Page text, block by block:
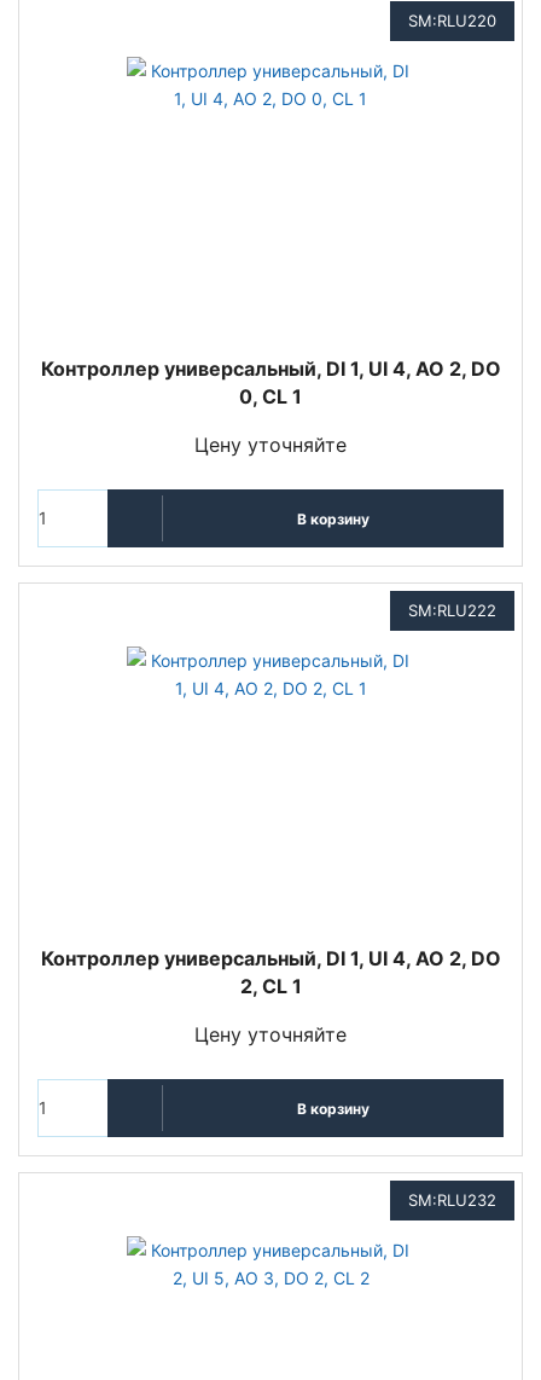
SM:RLU220
Контроллер универсальный, DI 1, UI 4, AO 2, DO
0, CL 1
Цену уточняйте
В корзину
SM:RLU222
Контроллер универсальный, DI 1, UI 4, AO 2, DO
2, CL 1
Цену уточняйте
В корзину
SM:RLU232